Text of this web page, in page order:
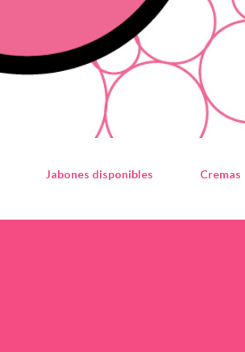
Jabones disponibles Cremas